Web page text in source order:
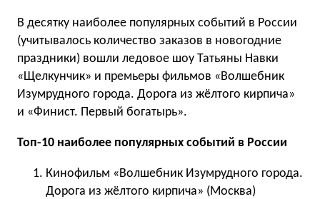
В десятку наиболее популярных событий в России
(учитывалось количество заказов в новогодние
праздники) вошли ледовое шоу Татьяны Навки
«Щелкунчик» и премьеры фильмов «Волшебник
Изумрудного города. Дорога из жёлтого кирпича»
и «Финист. Первый богатырь».
Топ-10 наиболее популярных событий в России
Кинофильм «Волшебник Изумрудного города.
Дорога из жёлтого кирпича» (Москва)